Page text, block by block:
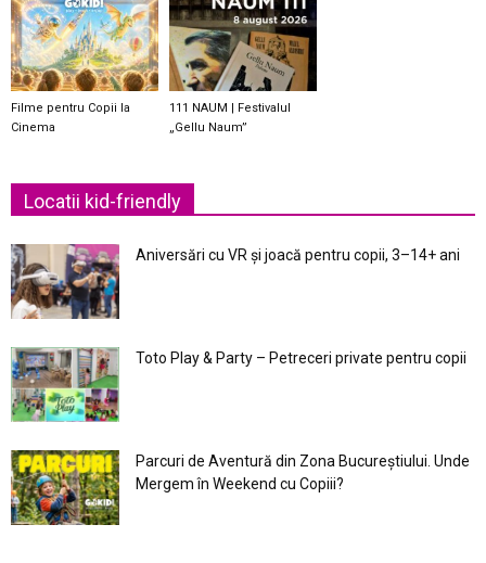
Filme pentru Copii la
Cinema
111 NAUM | Festivalul
„Gellu Naum”
Locatii kid-friendly
Aniversări cu VR și joacă pentru copii, 3–14+ ani
Toto Play & Party – Petreceri private pentru copii
Parcuri de Aventură din Zona Bucureştiului. Unde
Mergem în Weekend cu Copiii?